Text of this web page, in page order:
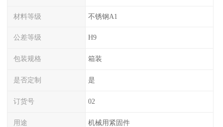
材料等级 不锈钢A1
公差等级 H9
包装规格 箱装
是否定制 是
订货号 02
用途 机械用紧固件